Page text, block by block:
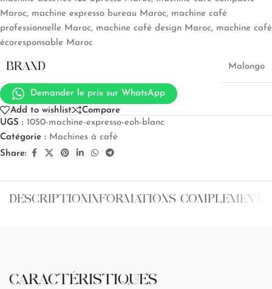
Maroc, machine expresso bureau Maroc, machine café
professionnelle Maroc, machine café design Maroc, machine café
écoresponsable Maroc
BRAND Malongo
Demander le prix sur WhatsApp
Add to wishlist
Compare
UGS : 1050-machine-expresso-eoh-blanc
Catégorie : Machines à café
Share:
DESCRIPTIONINFORMATIONS
CARACTÉRISTIQUES